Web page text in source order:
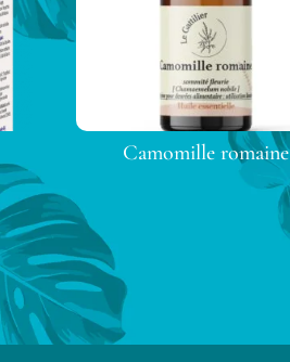
Camomille romaine